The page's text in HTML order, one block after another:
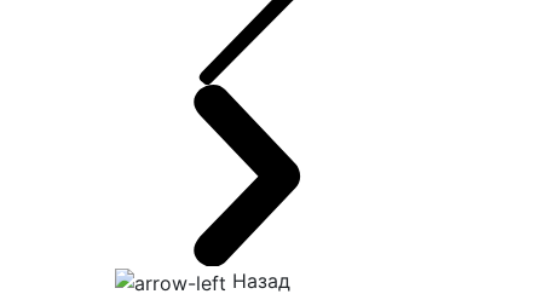
Назад